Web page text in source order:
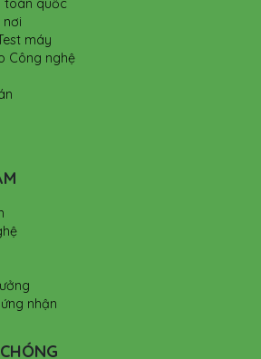
toàn quốc
nơi
máy
Công nghệ
nhận